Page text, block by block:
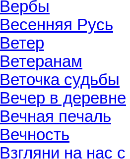
Вербы
Весенняя Русь
Ветер
Ветеранам
Веточка судьбы
Вечер в деревне
Вечная печаль
Вечность
Взгляни на нас